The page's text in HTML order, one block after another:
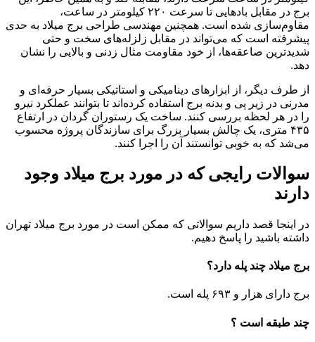
برج در مقابل بادهایی تا سرعت ۲۲۰ کیلومتر در ساعت،
مقاوم‌سازی شده است. همچنین مهندسی طراحی برج میلاد به حدی
پیشرفته است که می‌تواند در مقابل زلزله‌های سخت و حتی
شدیدترین صاعقه‌ها، از خود مقاومت مثال زدنی و بالایی را نشان
دهد.
از طرف دیگر، از ابزارهای دینامیکی و استاتیکی بسیار حرفه‌ای و
مدرنی در زیر پی و بدنه برج استفاده کرده‌اند تا بتوانند عملکرد نیرو
را در هر لحظه بررسی کنند. ساخت یک رستوران گردان در ارتفاع
۴۳۵ متری، یک چالش بسیار بزرگ برای سازندگان پروژه محسوب
می‌شد که به خوبی توانستند آن را اجرا کنند.
سوالات رایجی که در مورد برج میلاد وجود
دارند
در اینجا قصد داریم سوالاتی که ممکن است در مورد برج میلاد تهران
داشته باشید را پاسخ دهیم.
برج میلاد چند پله دارد؟
برج دارای هزار و ۶۹۳ پله است.
چند طبقه است ؟